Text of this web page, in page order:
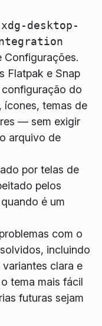
xdg-desktop-
Configurações.
Flatpak e Snap
configuração do
temas de
— sem exigir
arquivo de
por telas de
pelos
é um
com o
incluindo
clara e
tema mais fácil
futuras sejam